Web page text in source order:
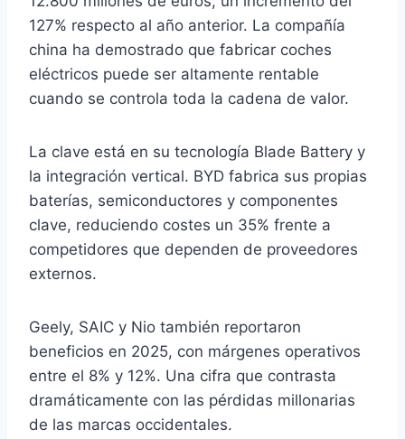
127% respecto al año anterior. La compañía
china ha demostrado que fabricar coches
eléctricos puede ser altamente rentable
cuando se controla toda la cadena de valor.
La clave está en su tecnología Blade Battery y
la integración vertical. BYD fabrica sus propias
baterías, semiconductores y componentes
clave, reduciendo costes un 35% frente a
competidores que dependen de proveedores
externos.
Geely, SAIC y Nio también reportaron
beneficios en 2025, con márgenes operativos
entre el 8% y 12%. Una cifra que contrasta
dramáticamente con las pérdidas millonarias
de las marcas occidentales.